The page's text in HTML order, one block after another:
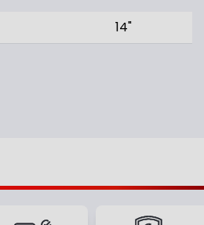
14"